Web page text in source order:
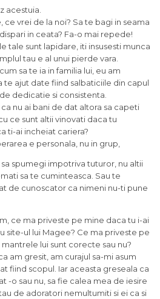
acestuia.
ce vrei de la noi? Sa te bagi in seama
in ceata? Fa-o mai repede!
tale sunt lapidare, iti insusesti munca
tau e al unui pierde vara.
sa te ia in familia lui, eu am
te ajut date fiind salbaticiile din capul
dedicatie si consistenta.
nu ai bani de dat altora sa capeti
ce sunt altii vinovati daca tu
ti-ai incheiat cariera?
e personala, nu in grup,
spumegi impotriva tuturor, nu altii
sa te cuminteasca. Sau te
de cunoscator ca nimeni nu-ti pune
ce ma priveste pe mine daca tu i-ai
site-ul lui Magee? Ce ma priveste pe
lui sunt corecte sau nu?
am gresit, am curajul sa-mi asum
fiind scopul. Iar aceasta greseala ca
-o sau nu, sa fie calea mea de iesire
de adoratori nemultumiti si ei ca si